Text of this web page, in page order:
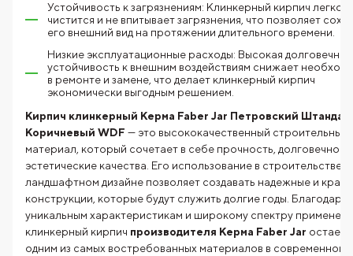
Устойчивость к загрязнениям: Клинкерный кирпич легко
чистится и не впитывает загрязнения, что позволяет
его внешний вид на протяжении длительного времени.
Низкие эксплуатационные расходы: Высокая
устойчивость к внешним воздействиям снижает
в ремонте и замене, что делает клинкерный кирпич
экономически выгодным решением.
Кирпич клинкерный Керма Faber Jar Петровский
Коричневый WDF — это высококачественный строительный
материал, который сочетает в себе прочность,
эстетические качества. Его использование в строительстве и
ландшафтном дизайне позволяет создавать надежные и
конструкции, которые будут служить долгие годы. Благодаря
уникальным характеристикам и широкому спектру
клинкерный кирпич производителя Керма Faber Jar
одним из самых востребованных материалов в современном